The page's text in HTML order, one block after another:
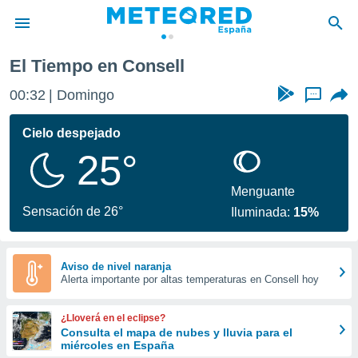
de
por
se
calidad.
a este
las
y
forma
digital
basada
El Tiempo en Consell
00:32 Domingo ...
Cielo despejado
25°
Sensación de 26°
Menguante
Iluminada: 15%
Aviso de nivel naranja
Alerta importante por altas temperaturas en Consell hoy
¿Lloverá en el eclipse?
Consulta el mapa de nubes y lluvia para el
miércoles en España